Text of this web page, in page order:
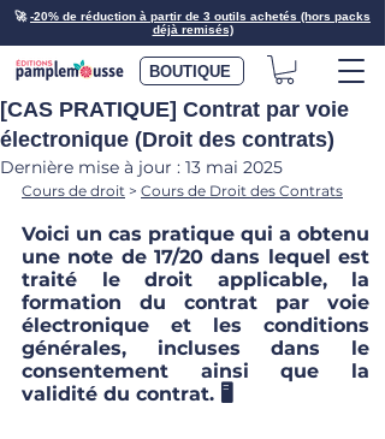
🚀-20% de réduction à partir de 3 outils achetés (hors packs
déjà remisés)
BOUTIQUE
[CAS PRATIQUE] Contrat par voie
électronique (Droit des contrats)
Dernière mise à jour : 13 mai 2025
Cours de droit > Cours de Droit des Contrats
Voici un cas pratique qui a obtenu
une note de 17/20 dans lequel est
traité le droit applicable, la
formation du contrat par voie
électronique et les conditions
générales, incluses dans le
consentement ainsi que la
validité du contrat. 🖥